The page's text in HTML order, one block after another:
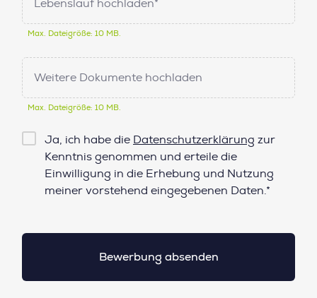
Lebenslauf hochladen*
Max. Dateigröße: 10 MB.
Weitere Dokumente hochladen
Max. Dateigröße: 10 MB.
Checkbox
Datenschutz*
Ja, ich habe die Datenschutzerklärung zur
Kenntnis genommen und erteile die
Einwilligung in die Erhebung und Nutzung
meiner vorstehend eingegebenen Daten.*